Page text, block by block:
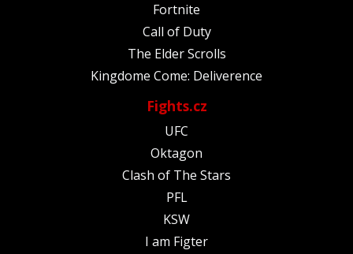
Fortnite
Call of Duty
The Elder Scrolls
Kingdome Come: Deliverence
Fights.cz
UFC
Oktagon
Clash of The Stars
PFL
KSW
I am Figter